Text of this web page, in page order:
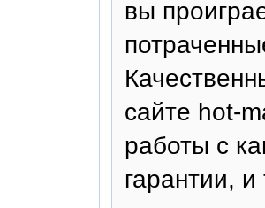
вы
сайте hot-
работы с
гарантии,